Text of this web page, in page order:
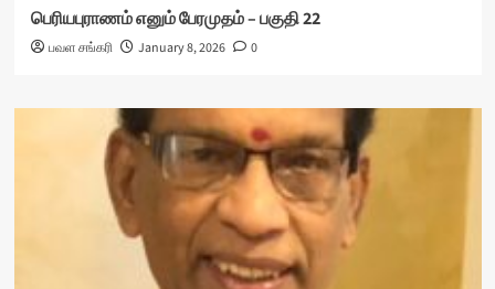
பெரியபுராணம் எனும் பேரமுதம் – பகுதி 22
பவள சங்கரி January 8, 2026 0